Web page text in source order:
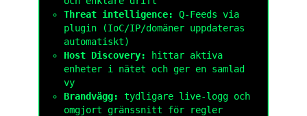
Threat intelligence:
Q-Feeds via
plugin (IoC/IP/domäner uppdateras
automatiskt)
Host Discovery:
hittar aktiva
enheter i nätet och ger en samlad
vy
Brandvägg:
tydligare live-logg och
omgjort gränssnitt för regler